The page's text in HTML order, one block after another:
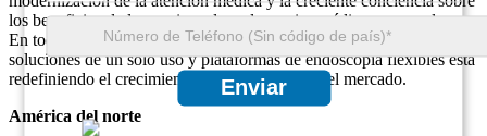
Enviar
los beneficios de los equipos de endoscopios médicos avanzados.
En todas las regiones, la integración de diagnósticos basados ​​en IA,
soluciones de un solo uso y plataformas de endoscopia flexibles está
redefiniendo el crecimiento y la competencia del mercado.
América del norte